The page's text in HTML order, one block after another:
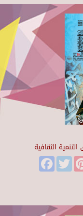
الثقافية
Facebook